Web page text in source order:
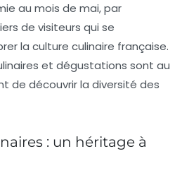
au mois de mai, par
de visiteurs qui se
la culture culinaire française.
et dégustations sont au
de découvrir la diversité des
: un héritage à